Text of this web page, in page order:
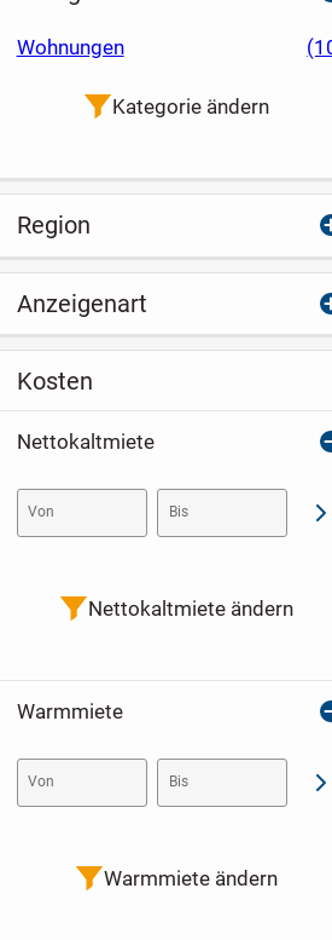
Maisonette
Penthouse
Wohnungen
Kategorie ändern
Region
Anzeigenart
Kosten
Nettokaltmiete
Von Bis
Nettokaltmiete ändern
Warmmiete
Von Bis
Warmmiete ändern